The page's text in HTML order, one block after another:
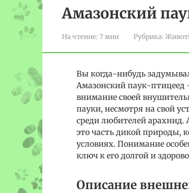
Амазонский
На чтение: 7 мин Рубрика:
Вы когда-нибудь
Амазонский паук-птицеед
внимание своей
пауки, несмотря на свой
среди любителей арахнид.
это часть дикой природы,
условиях. Понимание
ключ к его долгой и
Описание